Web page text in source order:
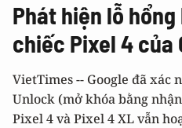
Phát hiện lỗ
chiếc Pixel 4 của
VietTimes -- Google đã xác
Unlock (mở khóa bằng
Pixel 4 và Pixel 4 XL vẫn